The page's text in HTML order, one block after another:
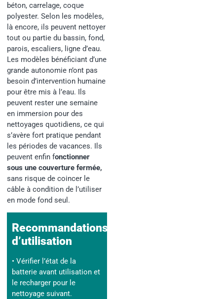
béton, carrelage, coque
polyester. Selon les modèles,
là encore, ils peuvent nettoyer
tout ou partie du bassin, fond,
parois, escaliers, ligne d’eau.
Les modèles bénéficiant d’une
grande autonomie n’ont pas
besoin d’intervention humaine
pour être mis à l’eau. Ils
peuvent rester une semaine
en immersion pour des
nettoyages quotidiens, ce qui
s’avère fort pratique pendant
les périodes de vacances. Ils
peuvent enfin fonctionner
sous une couverture fermée,
sans risque de coincer le
câble à condition de l’utiliser
en mode fond seul.
Recommandations
d’utilisation
• Vérifier l’état de la
batterie avant utilisation et
le recharger pour le
nettoyage suivant.